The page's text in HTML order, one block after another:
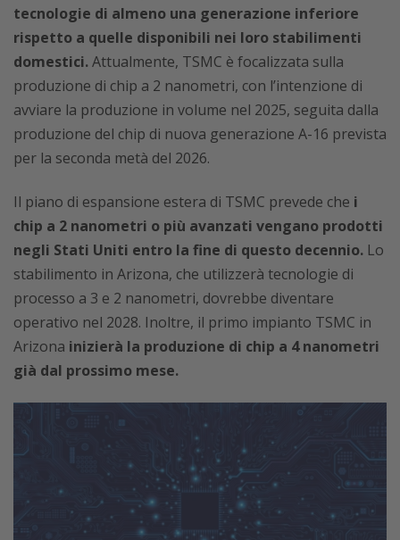
tecnologie di almeno una generazione inferiore
rispetto a quelle disponibili nei loro stabilimenti
domestici.Attualmente, TSMC è focalizzata sulla
produzione di chip a 2 nanometri, con l’intenzione di
avviare la produzione in volume nel 2025, seguita dalla
produzione del chip di nuova generazione A-16 prevista
per la seconda metà del 2026.
Il piano di espansione estera di TSMC prevede che i
chip a 2 nanometri o più avanzati vengano prodotti
negli Stati Uniti entro la fine di questo decennio. Lo
stabilimento in Arizona, che utilizzerà tecnologie di
processo a 3 e 2 nanometri, dovrebbe diventare
operativo nel 2028. Inoltre, il primo impianto TSMC in
Arizona inizierà la produzione di chip a 4 nanometri
già dal prossimo mese.